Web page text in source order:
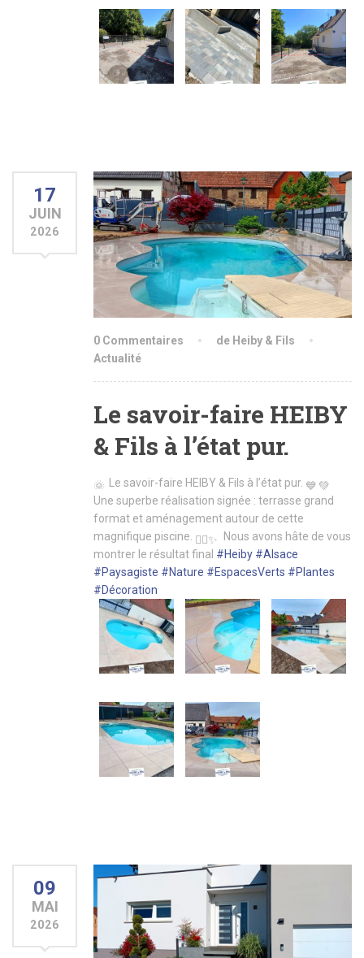
17
JUIN
2026
0 Commentaires
de Heiby & Fils
Actualité
Le savoir-faire HEIBY
& Fils à l’état pur.
Le savoir-faire HEIBY & Fils à l’état pur.
Une superbe réalisation signée : terrasse grand
format et aménagement autour de cette
magnifique piscine.
Nous avons hâte de vous
montrer le résultat final #Heiby #Alsace
#Paysagiste #Nature #EspacesVerts #Plantes
#Décoration
09
MAI
2026